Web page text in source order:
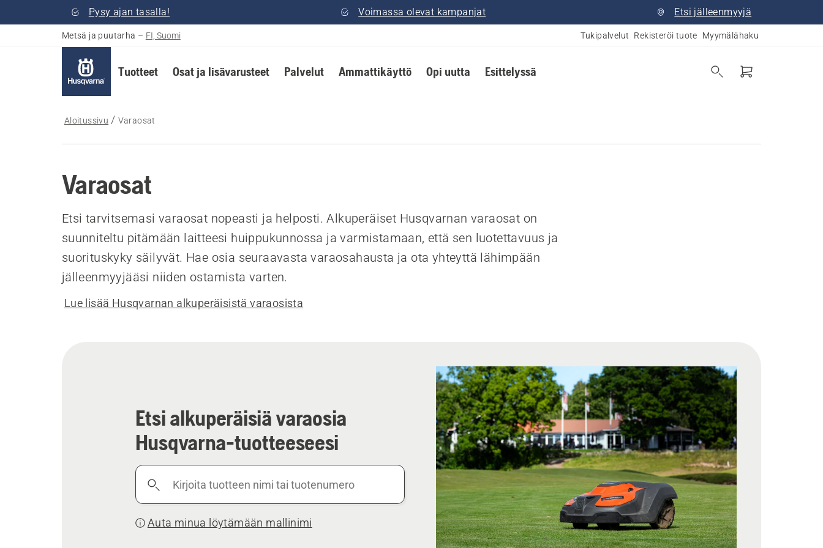
Pysy ajan tasalla! Voimassa olevat kampanjat Etsi jälleenmyyjä
Metsä ja puutarha – FI, Suomi Tukipalvelut Rekisteröi tuote Myymälähaku
Tuotteet Osat ja lisävarusteet Palvelut Ammattikäyttö Opi uutta Esittelyssä
Aloitussivu Varaosat
Varaosat
Etsi tarvitsemasi varaosat nopeasti ja helposti. Alkuperäiset Husqvarnan varaosat on
suunniteltu pitämään laitteesi huippukunnossa ja varmistamaan, että sen luotettavuus ja
suorituskyky säilyvät. Hae osia seuraavasta varaosahausta ja ota yhteyttä lähimpään
jälleenmyyjääsi niiden ostamista varten.
Lue lisää Husqvarnan alkuperäisistä varaosista
Etsi alkuperäisiä varaosia
Husqvarna-tuotteeseesi
Kirjoita
tuotteen
taiAuta minua löytämään mallinimi